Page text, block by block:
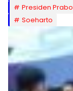
Presiden
Soeharto